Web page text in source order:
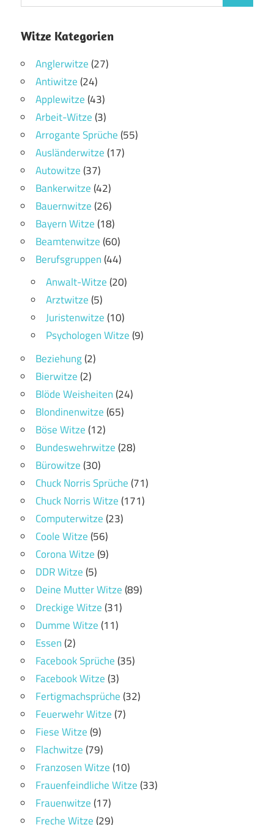
Witze Kategorien
Anglerwitze(27)
Antiwitze(24)
Applewitze(43)
Arbeit-Witze(3)
Arrogante Sprüche(55)
Ausländerwitze(17)
Autowitze(37)
Bankerwitze(42)
Bauernwitze(26)
Bayern Witze(18)
Beamtenwitze(60)
Berufsgruppen(44)
Anwalt-Witze(20)
Arztwitze(5)
Juristenwitze(10)
Psychologen Witze(9)
Beziehung(2)
Bierwitze(2)
Blöde Weisheiten(24)
Blondinenwitze(65)
Böse Witze(12)
Bundeswehrwitze(28)
Bürowitze(30)
Chuck Norris Sprüche(71)
Chuck Norris Witze(171)
Computerwitze(23)
Coole Witze(56)
Corona Witze(9)
DDR Witze(5)
Deine Mutter Witze(89)
Dreckige Witze(31)
Dumme Witze(11)
Essen(2)
Facebook Sprüche(35)
Facebook Witze(3)
Fertigmachsprüche(32)
Feuerwehr Witze(7)
Fiese Witze(9)
Flachwitze(79)
Franzosen Witze(10)
Frauenfeindliche Witze(33)
Frauenwitze(17)
Freche Witze(29)